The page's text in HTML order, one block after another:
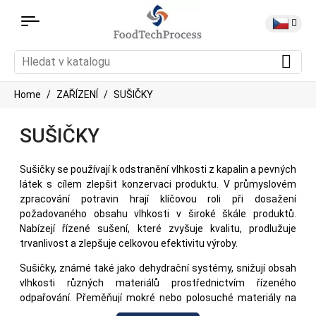
Home ZAŘÍZENÍ SUŠIČKY
SUŠIČKY
Sušičky se používají k odstranění vlhkosti z kapalin a pevných
látek s cílem zlepšit konzervaci produktu. V průmyslovém
zpracování potravin hrají klíčovou roli při dosažení
požadovaného obsahu vlhkosti v široké škále produktů.
Nabízejí řízené sušení, které zvyšuje kvalitu, prodlužuje
trvanlivost a zlepšuje celkovou efektivitu výroby.
Sušičky, známé také jako dehydrační systémy, snižují obsah
vlhkosti různých materiálů prostřednictvím řízeného
odpařování. Přeměňují mokré nebo polosuché materiály na
suché produkty vhodné pro skladování, přepravu nebo další